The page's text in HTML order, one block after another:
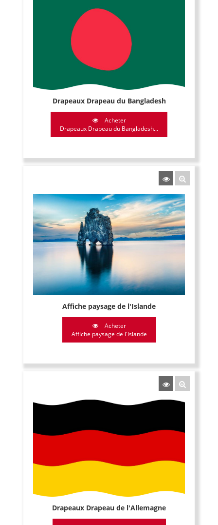
Drapeaux Drapeau du Bangladesh
Acheter
Drapeaux Drapeau du Bangladesh...
Affiche paysage de l'Islande
Acheter
Affiche paysage de l'Islande
Drapeaux Drapeau de l'Allemagne